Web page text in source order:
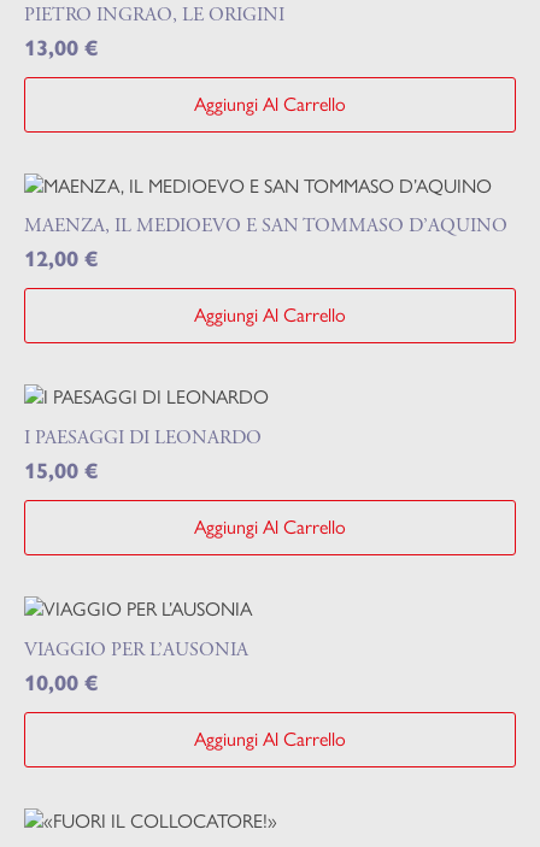
PIETRO INGRAO, LE ORIGINI
13,00 €
Aggiungi Al Carrello
MAENZA, IL MEDIOEVO E SAN TOMMASO D’AQUINO
12,00 €
Aggiungi Al Carrello
I PAESAGGI DI LEONARDO
15,00 €
Aggiungi Al Carrello
VIAGGIO PER L’AUSONIA
10,00 €
Aggiungi Al Carrello